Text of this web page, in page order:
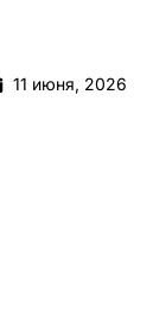
11 июня, 2026